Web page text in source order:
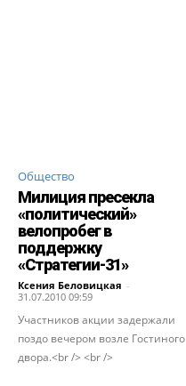
Общество
Милиция пресекла
«политический»
велопробег в
поддержку
«Стратегии-31»
Ксения Беловицкая -
31.07.2010 09:59
Участников акции задержали
поздо вечером возле Гостиного
двора.<br /> <br />